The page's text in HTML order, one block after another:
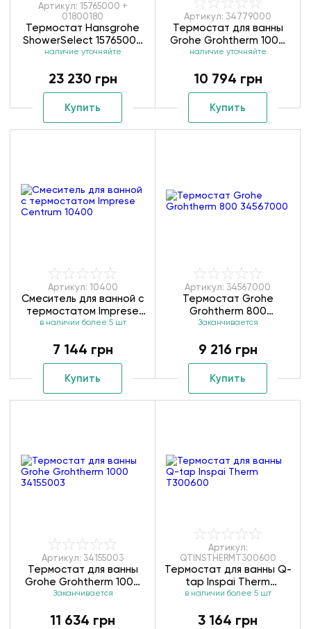
Артикул: 15765000 +
01800180
Термостат Hansgrohe
ShowerSelect 15765000
+ скрытая часть iBox
наличие уточняйте
23 230 грн
Купить
Артикул: 34779000
Термостат для ванны
Grohe Grohtherm 1000
Performance 34779000
наличие уточняйте
10 794 грн
Купить
Артикул: 10400
Смеситель для ванной с
термостатом Imprese
Centrum 10400
в наличии более 5 шт
7 144 грн
Купить
Артикул: 34567000
Термостат Grohe
Grohtherm 800
34567000
Заканчивается
9 216 грн
Купить
Артикул: 34155003
Термостат для ванны
Grohe Grohtherm 1000
34155003
Заканчивается
11 634 грн
Артикул:
QTINSTHERMT300600
Термостат для ванны Q-
tap Inspai Therm
T300600
в наличии более 5 шт
3 164 грн